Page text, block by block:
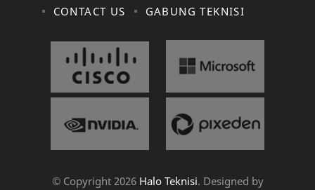
CONTACT US
GABUNG TEKNISI
© Copyright 2026 Halo Teknisi. Designed by